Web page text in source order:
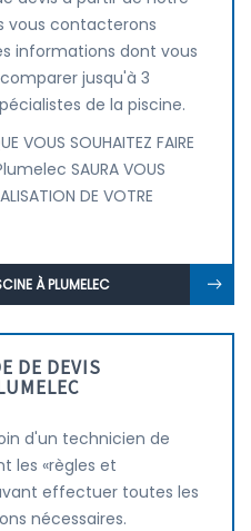
vous contacterons
informations dont vous
jusqu'à 3
de la piscine.
VOUS SOUHAITEZ FAIRE
SAURA VOUS
DE VOTRE
À PLUMELEC
DE DEVIS
d'un technicien de
les «règles et
effectuer toutes les
nécessaires.